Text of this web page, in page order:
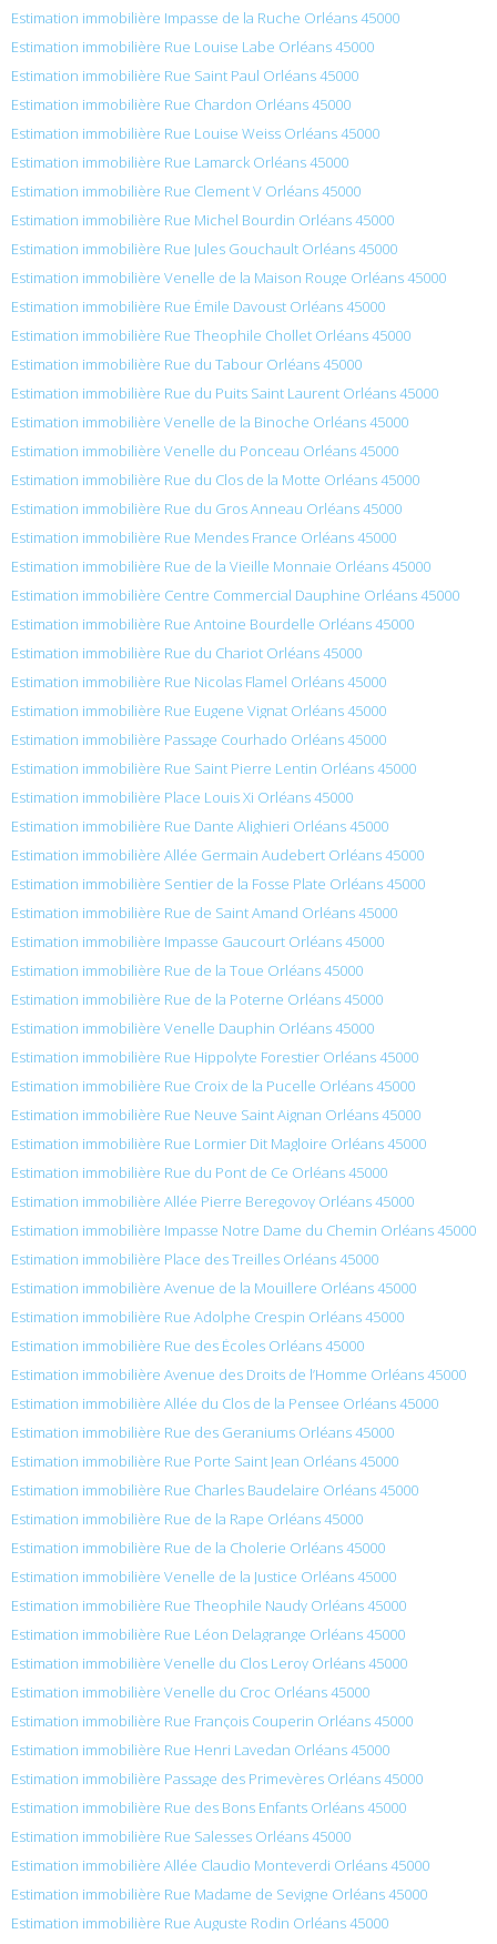
Estimation immobilière Impasse de la Ruche Orléans 45000
Estimation immobilière Rue Louise Labe Orléans 45000
Estimation immobilière Rue Saint Paul Orléans 45000
Estimation immobilière Rue Chardon Orléans 45000
Estimation immobilière Rue Louise Weiss Orléans 45000
Estimation immobilière Rue Lamarck Orléans 45000
Estimation immobilière Rue Clement V Orléans 45000
Estimation immobilière Rue Michel Bourdin Orléans 45000
Estimation immobilière Rue Jules Gouchault Orléans 45000
Estimation immobilière Venelle de la Maison Rouge Orléans 45000
Estimation immobilière Rue Émile Davoust Orléans 45000
Estimation immobilière Rue Theophile Chollet Orléans 45000
Estimation immobilière Rue du Tabour Orléans 45000
Estimation immobilière Rue du Puits Saint Laurent Orléans 45000
Estimation immobilière Venelle de la Binoche Orléans 45000
Estimation immobilière Venelle du Ponceau Orléans 45000
Estimation immobilière Rue du Clos de la Motte Orléans 45000
Estimation immobilière Rue du Gros Anneau Orléans 45000
Estimation immobilière Rue Mendes France Orléans 45000
Estimation immobilière Rue de la Vieille Monnaie Orléans 45000
Estimation immobilière Centre Commercial Dauphine Orléans 45000
Estimation immobilière Rue Antoine Bourdelle Orléans 45000
Estimation immobilière Rue du Chariot Orléans 45000
Estimation immobilière Rue Nicolas Flamel Orléans 45000
Estimation immobilière Rue Eugene Vignat Orléans 45000
Estimation immobilière Passage Courhado Orléans 45000
Estimation immobilière Rue Saint Pierre Lentin Orléans 45000
Estimation immobilière Place Louis Xi Orléans 45000
Estimation immobilière Rue Dante Alighieri Orléans 45000
Estimation immobilière Allée Germain Audebert Orléans 45000
Estimation immobilière Sentier de la Fosse Plate Orléans 45000
Estimation immobilière Rue de Saint Amand Orléans 45000
Estimation immobilière Impasse Gaucourt Orléans 45000
Estimation immobilière Rue de la Toue Orléans 45000
Estimation immobilière Rue de la Poterne Orléans 45000
Estimation immobilière Venelle Dauphin Orléans 45000
Estimation immobilière Rue Hippolyte Forestier Orléans 45000
Estimation immobilière Rue Croix de la Pucelle Orléans 45000
Estimation immobilière Rue Neuve Saint Aignan Orléans 45000
Estimation immobilière Rue Lormier Dit Magloire Orléans 45000
Estimation immobilière Rue du Pont de Ce Orléans 45000
Estimation immobilière Allée Pierre Beregovoy Orléans 45000
Estimation immobilière Impasse Notre Dame du Chemin Orléans 45000
Estimation immobilière Place des Treilles Orléans 45000
Estimation immobilière Avenue de la Mouillere Orléans 45000
Estimation immobilière Rue Adolphe Crespin Orléans 45000
Estimation immobilière Rue des Écoles Orléans 45000
Estimation immobilière Avenue des Droits de l’Homme Orléans 45000
Estimation immobilière Allée du Clos de la Pensee Orléans 45000
Estimation immobilière Rue des Geraniums Orléans 45000
Estimation immobilière Rue Porte Saint Jean Orléans 45000
Estimation immobilière Rue Charles Baudelaire Orléans 45000
Estimation immobilière Rue de la Rape Orléans 45000
Estimation immobilière Rue de la Cholerie Orléans 45000
Estimation immobilière Venelle de la Justice Orléans 45000
Estimation immobilière Rue Theophile Naudy Orléans 45000
Estimation immobilière Rue Léon Delagrange Orléans 45000
Estimation immobilière Venelle du Clos Leroy Orléans 45000
Estimation immobilière Venelle du Croc Orléans 45000
Estimation immobilière Rue François Couperin Orléans 45000
Estimation immobilière Rue Henri Lavedan Orléans 45000
Estimation immobilière Passage des Primevères Orléans 45000
Estimation immobilière Rue des Bons Enfants Orléans 45000
Estimation immobilière Rue Salesses Orléans 45000
Estimation immobilière Allée Claudio Monteverdi Orléans 45000
Estimation immobilière Rue Madame de Sevigne Orléans 45000
Estimation immobilière Rue Auguste Rodin Orléans 45000